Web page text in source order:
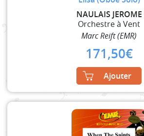
NAULAIS JEROME
Orchestre à Vent
Marc Reift (EMR)
171,50€
Ajouter